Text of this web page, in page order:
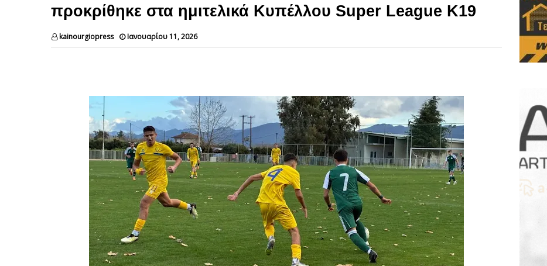
προκρίθηκε στα ημιτελικά Κυπέλλου Super League Κ19
kainourgiopress Ιανουαρίου 11, 2026